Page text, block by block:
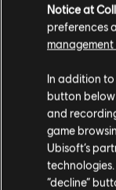
到官方 Ubisoft
一整年的驚喜優
新遊戲、Season
冒險。在《刺客
奇、在
《芬尼克斯
裡化身國土
落、在《看門狗
切，或者在《虹
忘了深入《極地戰
國家從獨裁者及
请您访
Notice at
preferences
management
In addition
button
and
game
Ubisoft’s
“decline”